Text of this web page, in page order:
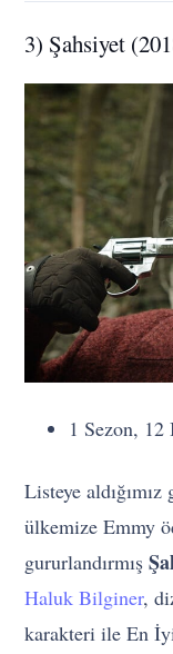
3) Şahsiyet
1 Sezon,
Listeye
ülkemize Emmy
gururlandırmış
Haluk Bilginer,
karakteri ile En